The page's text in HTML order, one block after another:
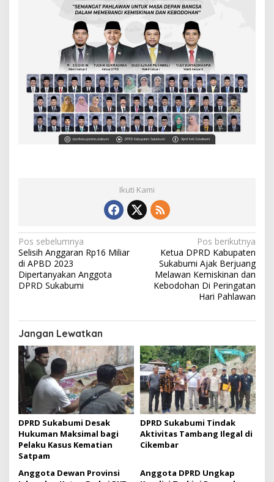
t
a
h
u
n
2
0
2
3
Ikuti Kami
N
a
v
a
s
i
p
o
s
Pos sebelumnya
Selisih Anggaran Rp16 Miliar
di APBD 2023
Dipertanyakan Anggota
DPRD Sukabumi
Pos berikutnya
Ketua DPRD Kabupaten
Sukabumi Ajak Berjuang
Melawan Kemiskinan dan
Kebodohan Di Peringatan
Hari Pahlawan
Jangan Lewatkan
DPRD Sukabumi Desak
Hukuman Maksimal bagi
Pelaku Kasus Kematian
Satpam
DPRD Sukabumi Tindak
Aktivitas Tambang Ilegal di
Cikembar
Anggota Dewan Provinsi
Anggota DPRD Ungkap